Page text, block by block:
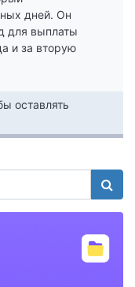
дней. Он
для выплаты
и за вторую
оставлять